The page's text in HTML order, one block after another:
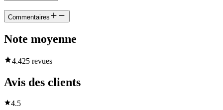
Commentaires
Note moyenne
4.425 revues
Avis des clients
4.5